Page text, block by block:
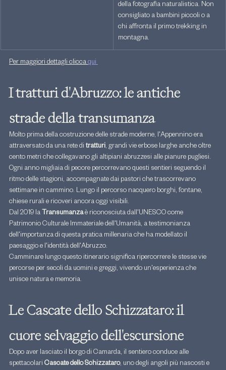
della fotografia naturalistica. Non
consigliato a bambini piccoli o a
chi affronta il primo trekking in
montagna.
Per maggiori dettagli clicca qui
I tratturi d'Abruzzo: le antiche
strade della transumanza
Molto prima della costruzione delle strade moderne, l'Appennino era
attraversato da una rete di tratturi, grandi vie erbose larghe anche oltre
cento metri che collegavano gli altipiani abruzzesi alle pianure pugliesi.
Ogni anno migliaia di pecore percorrevano questi sentieri seguendo il
ritmo delle stagioni, accompagnate dai pastori che trascorrevano
settimane in cammino. Lungo il percorso nacquero borghi, fontane,
chiese rurali e ricoveri ancora oggi visibili.
Dal 2019 la Transumanza è riconosciuta dall'UNESCO come
Patrimonio Culturale Immateriale dell'Umanità, a testimonianza
dell'importanza di questa pratica millenaria che ha modellato il
paesaggio e l'identità dell'Abruzzo.
Camminare lungo questo itinerario significa ripercorrere le stesse vie
percorse per secoli da uomini e greggi, vivendo un'esperienza che
unisce natura e memoria.
Le Cascate dello Schizzataro: il
cuore selvaggio dell'escursione
Dopo aver lasciato il borgo di Camarda, il sentiero conduce alle
spettacolari Cascate dello Schizzataro, uno degli angoli più nascosti e